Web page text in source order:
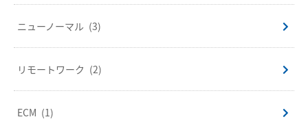
ニューノーマル (3)
リモートワーク (2)
ECM (1)